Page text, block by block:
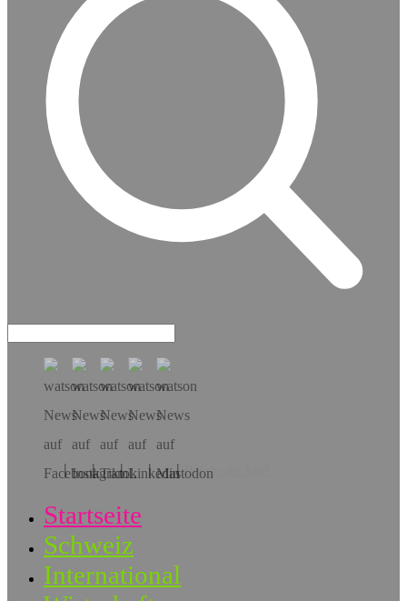
Hol dir die App!
Startseite
Schweiz
International